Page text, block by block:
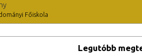
Főiskola
Legutóbb